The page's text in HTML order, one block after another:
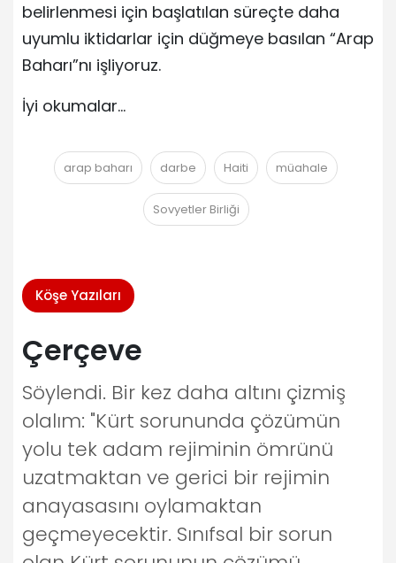
belirlenmesi için başlatılan süreçte daha
uyumlu iktidarlar için düğmeye basılan “Arap
Baharı”nı işliyoruz.
İyi okumalar…
arap baharı darbe Haiti müahale
Sovyetler Birliği
Köşe Yazıları
Çerçeve
Söylendi. Bir kez daha altını çizmiş
olalım: "Kürt sorununda çözümün
yolu tek adam rejiminin ömrünü
uzatmaktan ve gerici bir rejimin
anayasasını oylamaktan
geçmeyecektir. Sınıfsal bir sorun